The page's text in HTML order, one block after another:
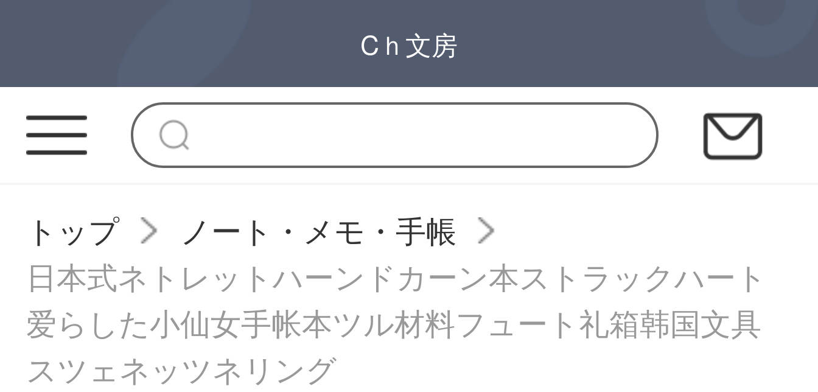
Cｈ文房
トップ
ノート・メモ・手帳
日本式ネトレットハーンドカーン本ストラックハート
爱らした小仙女手帐本ツル材料フュート礼箱韩国文具
スツェネッツネリング